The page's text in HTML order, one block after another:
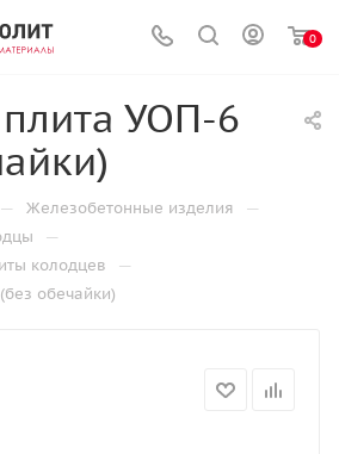
0
УОП-6
— Железобетонные изделия —
—
колодцев —
обечайки)